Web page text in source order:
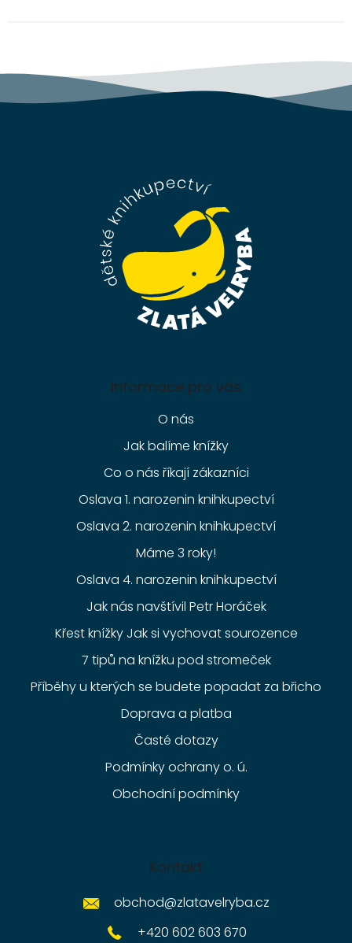
Informace pro vás
O nás
Jak balíme knížky
Co o nás říkají zákazníci
Oslava 1. narozenin knihkupectví
Oslava 2. narozenin knihkupectví
Máme 3 roky!
Oslava 4. narozenin knihkupectví
Jak nás navštívil Petr Horáček
Křest knížky Jak si vychovat sourozence
7 tipů na knížku pod stromeček
Příběhy u kterých se budete popadat za břicho
Doprava a platba
Časté dotazy
Podmínky ochrany o. ú.
Obchodní podmínky
Kontakt
obchod@zlatavelryba.cz
+420 602 603 670